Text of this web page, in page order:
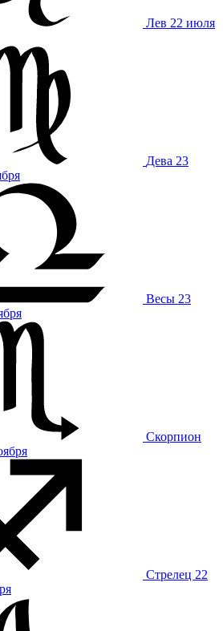
Лев 22 июля
Дева 23
Весы 23
Скорпион
Стрелец 22